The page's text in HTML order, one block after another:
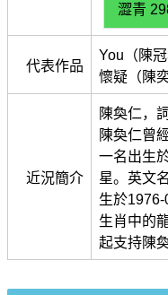
澀青
代表作品
You（陳
懷疑（陳
近況簡介
陳奐仁，
陳奐仁曾
一名出生
星。英文
生於
生肖中的
起支持陳